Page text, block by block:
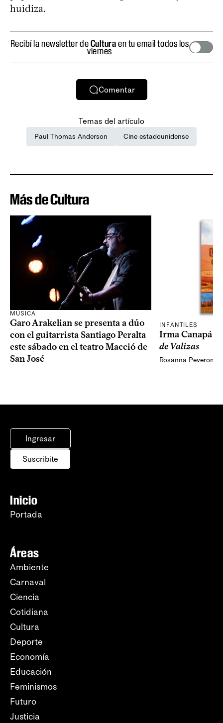
huidiza.
Recibí la newsletter deCulturaen tu email todos los
viernes
Comentar
Temas del artículo
Paul Thomas Anderson Cine estadounidense
Más de Cultura
MÚSICA
Garo Arakelian se presenta a dúo
con el guitarrista Santiago Peralta
este sábado en el teatro Macció de
San José
INFANTILES
Irma Canapá
de Valizas
Rosanna Peveroni
Ingresar
Suscribite
Inicio
Portada
Áreas
Ambiente
Carnaval
Ciencia
Cotidiana
Cultura
Deporte
Economía
Educación
Feminismos
Futuro
Justicia